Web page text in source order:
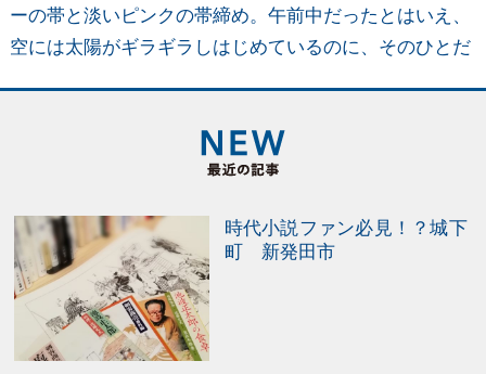
ーの帯と淡いピンクの帯締め。午前中だったとはいえ、
空には太陽がギラギラしはじめているのに、そのひとだ
た表情はよく見えなかったけれど、折り曲げた左腕に四
角い風呂敷包みが乗っかっていた。あれはたぶん、お中
だな、老舗の菓子舗で求めてきた水菓子だったかもしれ
ないな。毎年、そろそろ梅雨も明けようかという頃にな
ると、ふと”そのひと”のことを思い出すのだ。 お中元
の時期は、地域によって少し異なる。北海道では７月中
旬から８月15日まで。東北や関東では7月初旬から15日
時代小説ファン必見！？城下
町 新発田市